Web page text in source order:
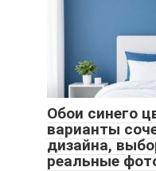
Обои синего
варианты
дизайна,
реальные